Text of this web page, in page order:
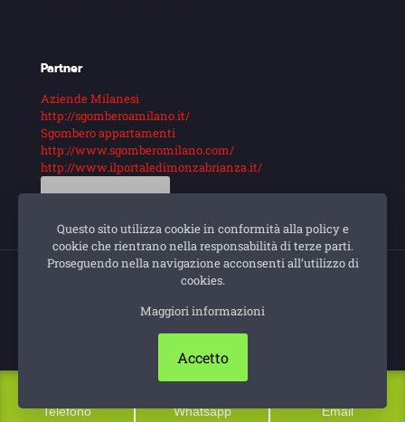
Partner
Aziende Milanesi
http://sgomberoamilano.it/
Sgombero appartamenti
http://www.sgomberomilano.com/
http://www.ilportaledimonzabrianza.it/
Guarda di più
© Impresa di pulizie Milano. Sito e posizionamento
Agenzia web MilanoWeb Revolution.
Privacy e cookie policy|Mappa Del Sito
Questo sito utilizza cookie in conformità alla policy e
cookie che rientrano nella responsabilità di terze parti.
Proseguendo nella navigazione acconsenti all’utilizzo di
cookies.
Maggiori informazioni
Accetto
Telefono Whatsapp Email